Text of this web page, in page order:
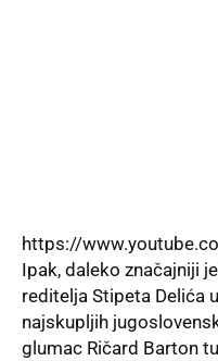
https://
Ipak, daleko značajniji
reditelja Stipeta Delića
najskupljih
glumac Ričard Barton